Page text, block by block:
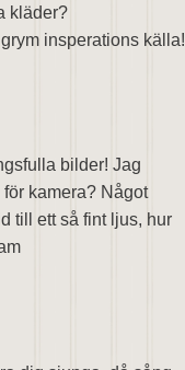
kläder?
insperations källa!
bilder! Jag
kamera? Något
till ett så fint ljus, hur